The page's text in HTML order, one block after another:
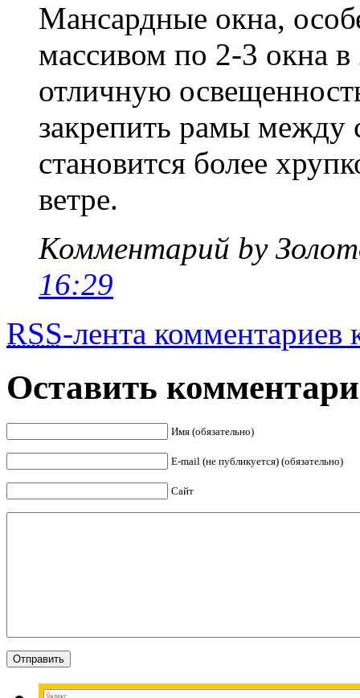
Мансардные окна,
массивом по 2-3 окна
отличную
закрепить рамы между
становится более
ветре.
Комментарий by
16:29
RSS-лента комментариев
Оставить
Имя (обязательно)
E-mail (не публикуется) (обязательно)
Сайт